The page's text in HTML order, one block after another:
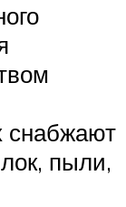
снабжают
пыли,